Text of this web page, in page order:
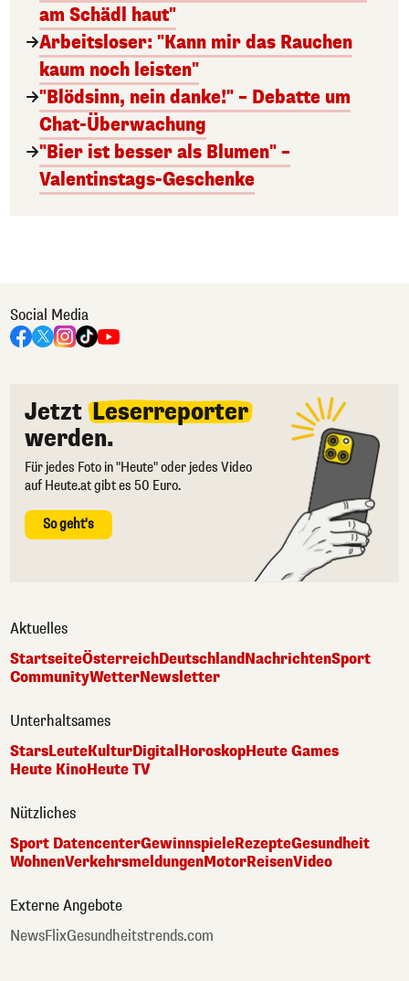
am Schädl haut"
Arbeitsloser: "Kann mir das Rauchen
kaum noch leisten"
"Blödsinn, nein danke!" – Debatte um
Chat-Überwachung
"Bier ist besser als Blumen" –
Valentinstags-Geschenke
Social Media
Jetzt Leserreporter
werden.
Für jedes Foto in "Heute" oder jedes Video
auf Heute.at gibt es 50 Euro.
So geht's
Aktuelles
StartseiteÖsterreichDeutschlandNachrichtenSport
CommunityWetterNewsletter
Unterhaltsames
StarsLeuteKulturDigital HoroskopHeute Games
Heute KinoHeute TV
Nützliches
Sport DatencenterGewinnspieleRezepteGesundheit
WohnenVerkehrsmeldungenMotorReisenVideo
Externe Angebote
NewsFlixGesundheitstrends.com